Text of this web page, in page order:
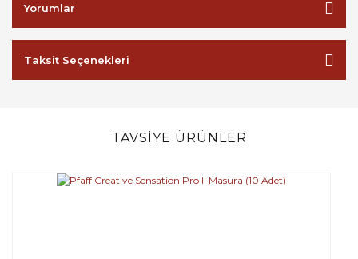
Yorumlar
Taksit Seçenekleri
TAVSİYE ÜRÜNLER